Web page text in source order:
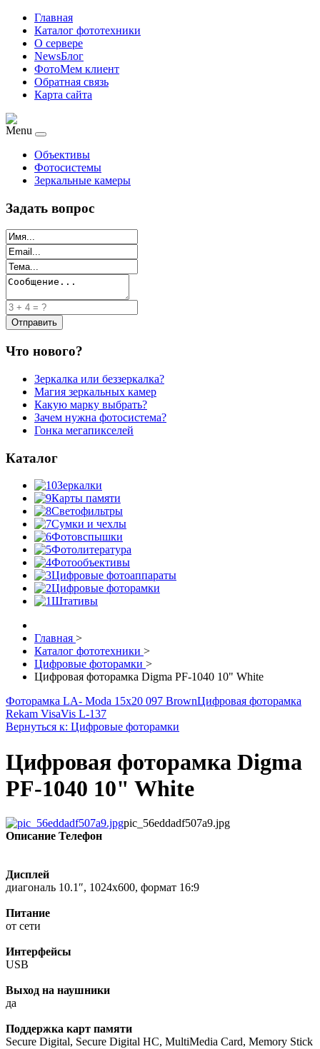
Главная
Каталог фототехники
О сервере
NewsБлог
ФотоМем клиент
Обратная связь
Карта сайта
Menu
Объективы
Фотосистемы
Зеркальные камеры
Задать вопрос
Что нового?
Зеркалка или беззеркалка?
Магия зеркальных камер
Какую марку выбрать?
Зачем нужна фотосистема?
Гонка мегапикселей
Каталог
Зеркалки
Карты памяти
Светофильтры
Сумки и чехлы
Фотовспышки
Фотолитература
Фотообъективы
Цифровые фотоаппараты
Цифровые фоторамки
Штативы
Главная >
Каталог фототехники >
Цифровые фоторамки >
Цифровая фоторамка Digma PF-1040 10" White
Фоторамка LA- Moda 15x20 097 BrownЦифровая фоторамка
Rekam VisaVis L-137
Вернуться к: Цифровые фоторамки
Цифровая фоторамка Digma
PF-1040 10" White
pic_56eddadf507a9.jpg
Описание Телефон
Дисплей
диагональ 10.1″, 1024x600, формат 16:9
Питание
от сети
Интерфейсы
USB
Выход на наушники
да
Поддержка карт памяти
Secure Digital, Secure Digital HC, MultiMedia Card, Memory Stick